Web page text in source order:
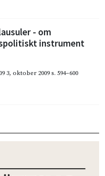
- om
instrument
3, oktober 2009s. 594–600